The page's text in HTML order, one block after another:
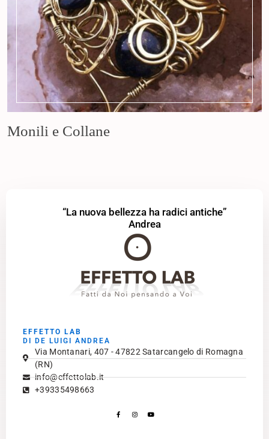
Monili e Collane
“La nuova bellezza ha radici antiche”
Andrea
EFFETTO LAB
DI DE LUIGI ANDREA
Via Montanari, 407 - 47822 Satarcangelo di Romagna
(RN)
info@effettolab.it
+39335498663
Facebook-
f